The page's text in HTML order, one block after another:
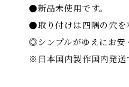
●新品未使用です。
●取り付けは四隅の穴を
◎シンプルがゆえにお安
※日本国内製作国内発送